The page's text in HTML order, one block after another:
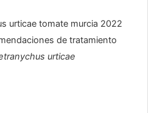
de tratamiento
urticae